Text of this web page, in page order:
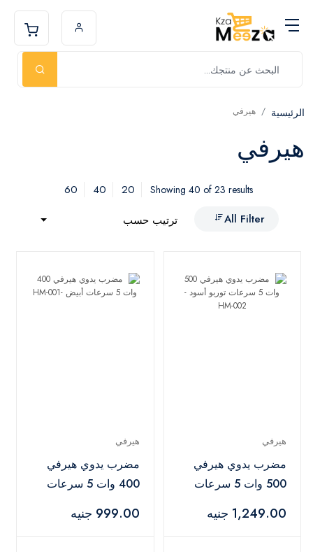
الرئيسية هيرفي
هيرفي
Showing 40 of 23 results
20
40
60
All Filter
ترتيب حسب
هيرفي
مضرب يدوي هيرفي
500 وات 5 سرعات
1,249.00 جنيه
هيرفي
مضرب يدوي هيرفي
400 وات 5 سرعات
999.00 جنيه